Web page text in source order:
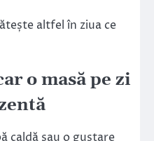
altfel în ziua ce
o masă pe zi
caldă sau o gustare